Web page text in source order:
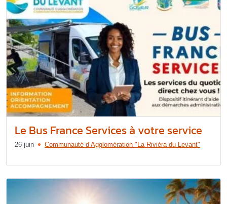
Le Bus France Services à votre service
26 juin Communauté d’Agglomération "La Riviéra du Levant"